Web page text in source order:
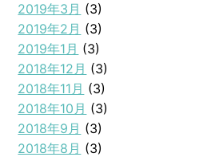
2019年3月 (3)
2019年2月 (3)
2019年1月 (3)
2018年12月 (3)
2018年11月 (3)
2018年10月 (3)
2018年9月 (3)
2018年8月 (3)